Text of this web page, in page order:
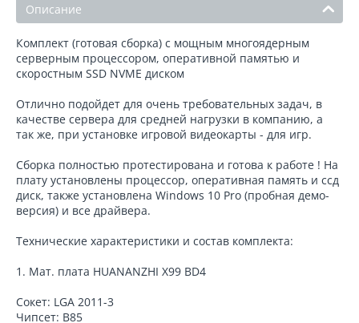
Описание
Комплект (готовая сборка) с мощным многоядерным
серверным процессором, оперативной памятью и
скоростным SSD NVME диском
Отлично подойдет для очень требовательных задач, в
качестве сервера для средней нагрузки в компанию, а
так же, при установке игровой видеокарты - для игр.
Сборка полностью протестирована и готова к работе ! На
плату установлены процессор, оперативная память и ссд
диск, также установлена Windows 10 Pro (пробная демо-
версия) и все драйвера.
Технические характеристики и состав комплекта:
1. Мат. плата HUANANZHI X99 BD4
Сокет: LGA 2011-3
Чипсет: B85